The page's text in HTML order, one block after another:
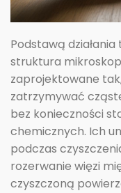
Podstawą
struktura
zaprojektowane
zatrzymywać
bez konieczności
chemicznych. Ich
podczas
rozerwanie więzi
czyszczoną